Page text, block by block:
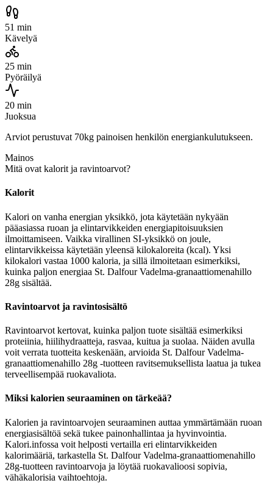
51 min
Kävelyä
25 min
Pyöräilyä
20 min
Juoksua
Arviot perustuvat 70kg painoisen henkilön energiankulutukseen.
Mainos
Mitä ovat kalorit ja ravintoarvot?
Kalorit
Kalori on vanha energian yksikkö, jota käytetään nykyään
pääasiassa ruoan ja elintarvikkeiden energiapitoisuuksien
ilmoittamiseen. Vaikka virallinen SI-yksikkö on joule,
elintarvikkeissa käytetään yleensä kilokaloreita (kcal). Yksi
kilokalori vastaa 1000 kaloria, ja sillä ilmoitetaan esimerkiksi,
kuinka paljon energiaa St. Dalfour Vadelma-granaattiomenahillo
28g sisältää.
Ravintoarvot ja ravintosisältö
Ravintoarvot kertovat, kuinka paljon tuote sisältää esimerkiksi
proteiinia, hiilihydraatteja, rasvaa, kuitua ja suolaa. Näiden avulla
voit verrata tuotteita keskenään, arvioida St. Dalfour Vadelma-
granaattiomenahillo 28g -tuotteen ravitsemuksellista laatua ja tukea
terveellisempää ruokavaliota.
Miksi kalorien seuraaminen on tärkeää?
Kalorien ja ravintoarvojen seuraaminen auttaa ymmärtämään ruoan
energiasisältöä sekä tukee painonhallintaa ja hyvinvointia.
Kalori.infossa voit helposti vertailla eri elintarvikkeiden
kalorimääriä, tarkastella St. Dalfour Vadelma-granaattiomenahillo
28g-tuotteen ravintoarvoja ja löytää ruokavalioosi sopivia,
vähäkalorisia vaihtoehtoja.